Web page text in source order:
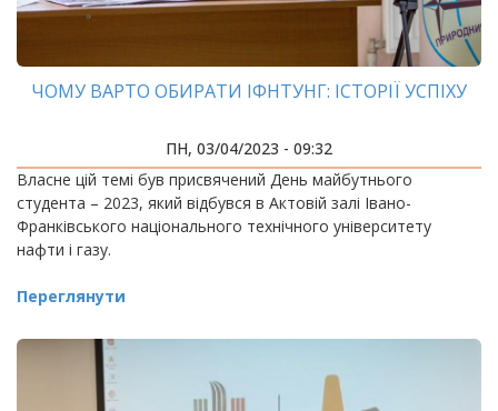
ЧОМУ ВАРТО ОБИРАТИ ІФНТУНГ: ІСТОРІЇ УСПІХУ
ПН, 03/04/2023 - 09:32
Власне цій темі був присвячений День майбутнього
студента – 2023, який відбувся в Актовій залі Івано-
Франківського національного технічного університету
нафти і газу.
Переглянути